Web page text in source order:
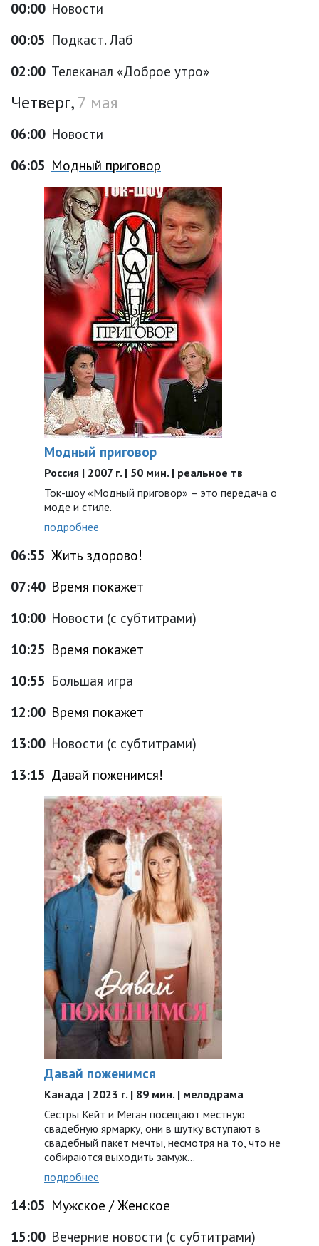
00:00 Новости
00:05 Подкаст. Лаб
02:00 Телеканал «Доброе утро»
Четверг,7 мая
06:00 Новости
06:05 Модный приговор
Модный приговор
Россия | 2007 г. | 50 мин. | реальное тв
Ток-шоу «Модный приговор» – это передача о
моде и стиле.
подробнее
06:55 Жить здорово!
07:40 Время покажет
10:00 Новости (с субтитрами)
10:25 Время покажет
10:55 Большая игра
12:00 Время покажет
13:00 Новости (с субтитрами)
13:15 Давай поженимся!
Давай поженимся
Канада | 2023 г. | 89 мин. | мелодрама
Сестры Кейт и Меган посещают местную
свадебную ярмарку, они в шутку вступают в
свадебный пакет мечты, несмотря на то, что не
собираются выходить замуж…
подробнее
14:05 Мужское / Женское
15:00 Вечерние новости (с субтитрами)